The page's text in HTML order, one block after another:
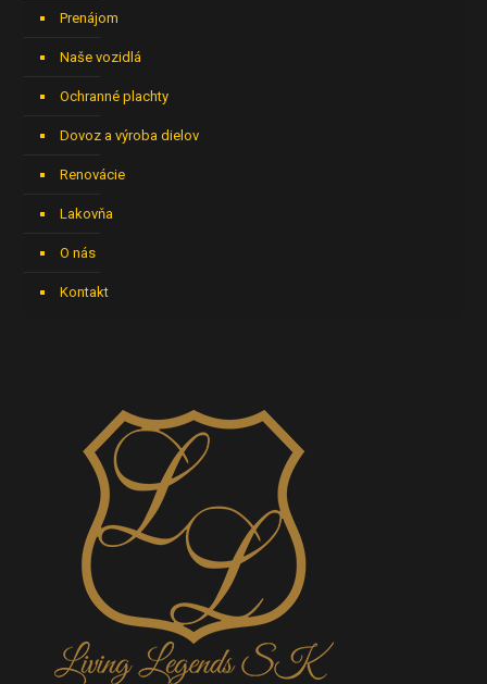
Prenájom
Naše vozidlá
Ochranné plachty
Dovoz a výroba dielov
Renovácie
Lakovňa
O nás
Kontakt